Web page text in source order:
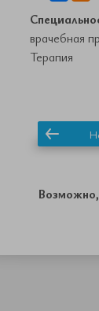
врачебная
Терапия